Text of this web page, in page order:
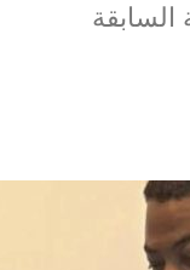
السابقة